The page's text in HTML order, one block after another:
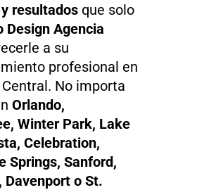
resultados que solo
Design Agencia
a su
profesional en
No importa
Orlando,
Winter Park, Lake
Celebration,
Springs, Sanford,
Davenport o St.